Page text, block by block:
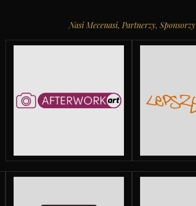
Nasi Mecenasi, Partnerzy, Sponsorzy